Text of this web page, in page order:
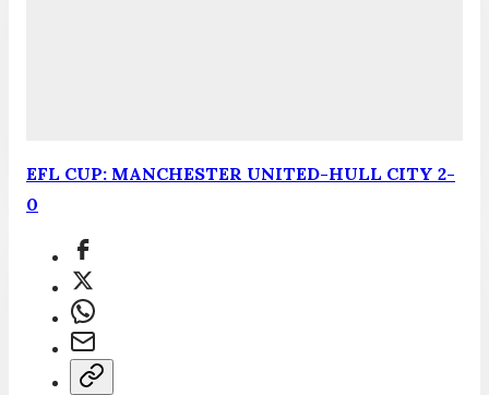
EFL CUP: MANCHESTER UNITED-HULL CITY 2-
0